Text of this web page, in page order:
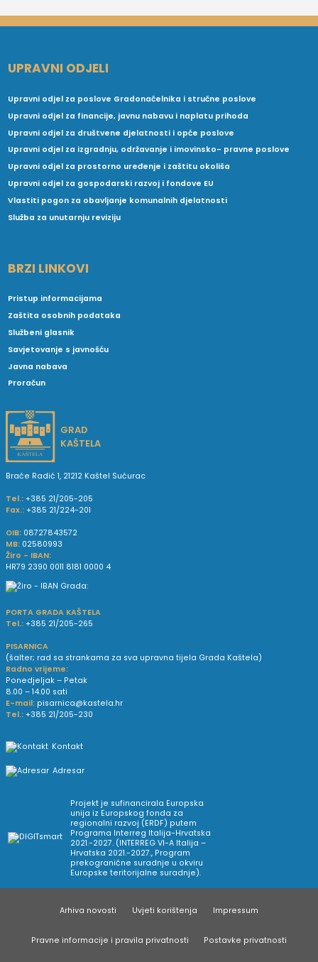
UPRAVNI ODJELI
Upravni odjel za poslove Gradonačelnika i stručne poslove
Upravni odjel za financije, javnu nabavu i naplatu prihoda
Upravni odjel za društvene djelatnosti i opće poslove
Upravni odjel za izgradnju, održavanje i imovinsko- pravne poslove
Upravni odjel za prostorno uređenje i zaštitu okoliša
Upravni odjel za gospodarski razvoj i fondove EU
Vlastiti pogon za obavljanje komunalnih djelatnosti
Služba za unutarnju reviziju
BRZI LINKOVI
Pristup informacijama
Zaštita osobnih podataka
Službeni glasnik
Savjetovanje s javnošću
Javna nabava
Proračun
GRAD
KAŠTELA
Braće Radić 1, 21212 Kaštel Sućurac
Tel.: +385 21/205-205
Fax.: +385 21/224-201
OIB: 08727843572
MB: 02580993
Žiro - IBAN:
HR79 2390 0011 8181 0000 4
PORTA GRADA KAŠTELA
Tel.: +385 21/205-265
PISARNICA
(šalter; rad sa strankama za sva upravna tijela Grada Kaštela)
Radno vrijeme:
Ponedjeljak – Petak
8.00 – 14.00 sati
E-mail: pisarnica@kastela.hr
Tel.: +385 21/205-230
Kontakt
Adresar
Projekt je sufinancirala Europska
unija iz Europskog fonda za
regionalni razvoj (ERDF) putem
Programa Interreg Italija-Hrvatska
2021.-2027. (INTERREG VI-A Italija –
Hrvatska 2021.-2027., Program
prekogranične suradnje u okviru
Europske teritorijalne suradnje).
Arhiva novosti Uvjeti korištenja Impressum
Pravne informacije i pravila privatnosti Postavke privatnosti